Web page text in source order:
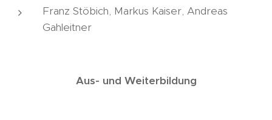
Franz Stöbich, Markus Kaiser, Andreas
Gahleitner
Aus- und Weiterbildung